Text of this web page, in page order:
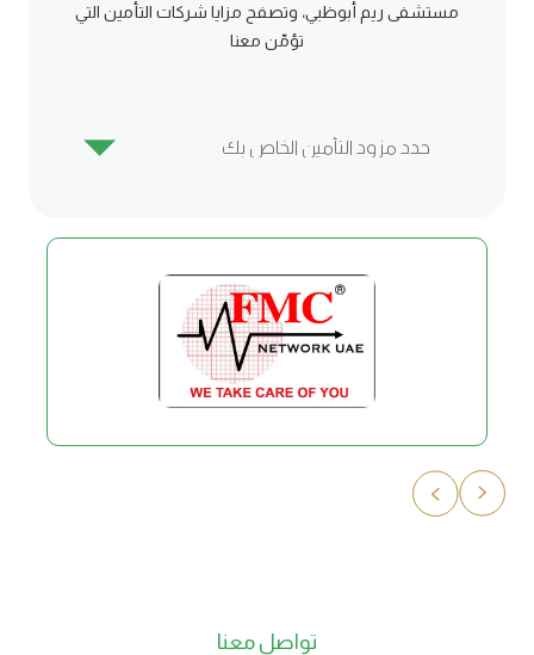
مستشفى ريم أبوظبي، وتصفح مزايا شركات التأمين التي
تؤمّن معنا
تواصل معنا